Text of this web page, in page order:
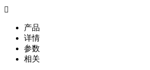
产品
详情
参数
相关